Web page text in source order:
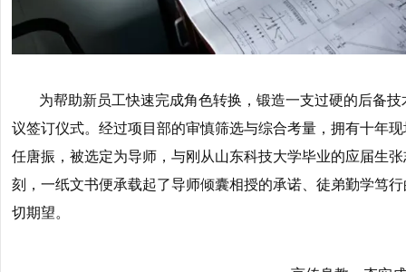
为帮助新员工快速完成角色转换，锻造一支过硬的后备
议签订仪式。经过项目部的审慎筛选与综合考量，拥有十年
任唐振，被选定为导师，与刚从山东科技大学毕业的应届生
刻，一纸文书便承载起了导师倾囊相授的承诺、徒弟勤学笃
切期望。